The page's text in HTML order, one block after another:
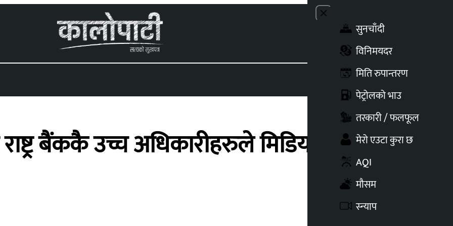
Close menu
सुनचाँदी
विनिमयदर
मिति रुपान्तरण
पेट्रोलको भाउ
तरकारी / फलफूल
मेरो एउटा कुरा छ
AQI
मौसम
स्न्याप
राष्ट्र बैंककै उच्च अधिकारीहरुले मिडियामा दिने गरेको